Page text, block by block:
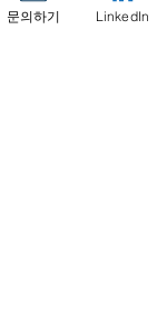
문의하기 LinkedIn